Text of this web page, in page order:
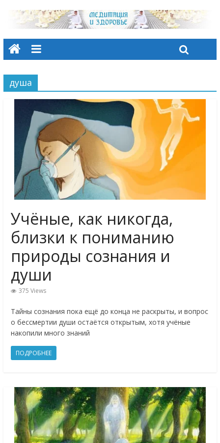
душа
Учёные, как никогда,
близки к пониманию
природы сознания и
души
375 Views
Тайны сознания пока ещё до конца не раскрыты, и вопрос
о бессмертии души остаётся открытым, хотя учёные
накопили много знаний
ПОДРОБНЕЕ